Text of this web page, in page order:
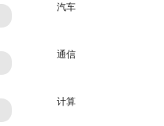
汽车
通信
计算